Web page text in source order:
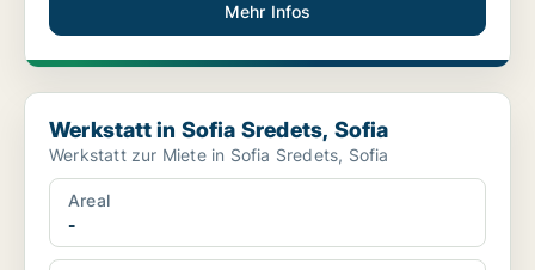
Mehr Infos
Werkstatt in Sofia Sredets, Sofia
Werkstatt in Sofia Sredets, Sofia
Werkstatt zur Miete in Sofia Sredets, Sofia
Areal
-